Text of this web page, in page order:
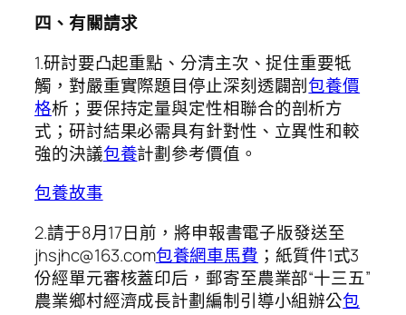
四、有關請求
1.研討要凸起重點、分清主次、捉住重要牴
觸，對嚴重實際題目停止深刻透闢剖包養價
格析；要保持定量與定性相聯合的剖析方
式；研討結果必需具有針對性、立異性和較
強的決議包養計劃參考價值。
包養故事
2.請于8月17日前，將申報書電子版發送至
jhsjhc@163.com包養網車馬費 ；紙質件1式3
份經單元審核蓋印后，郵寄至農業部“十三五”
農業鄉村經濟成長計劃編制引導小組辦公包